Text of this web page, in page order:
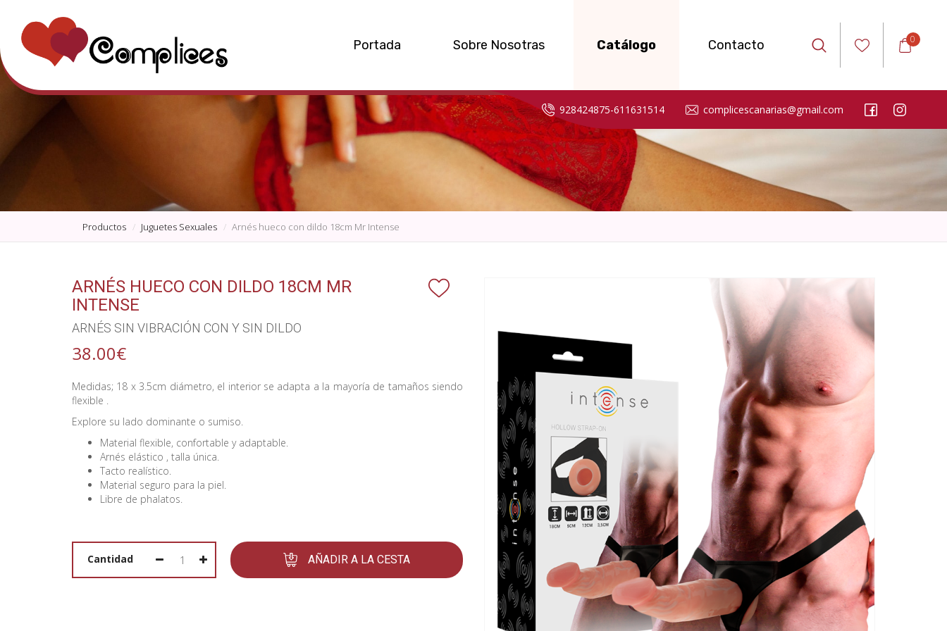
Portada Sobre Nosotras Catálogo Contacto 0
928424875-611631514 complicescanarias@gmail.com
Productos Juguetes Sexuales Arnés hueco con dildo 18cm Mr Intense
ARNÉS HUECO CON DILDO 18CM MR
INTENSE
ARNÉS SIN VIBRACIÓN CON Y SIN DILDO
38.00€
Medidas; 18 x 3.5cm diámetro, el interior se adapta a la mayoría de tamaños siendo
flexible .
Explore su lado dominante o sumiso.
Material flexible, confortable y adaptable.
Arnés elástico , talla única.
Tacto realístico.
Material seguro para la piel.
Libre de phalatos.
Cantidad AÑADIR A LA CESTA
FAVORITOS
SOBRE NOSOTRAS